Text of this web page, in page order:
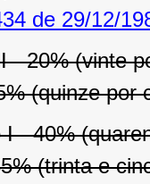
de 29/12/
- 20% (vinte
(quinze por
- 40%
(trinta e